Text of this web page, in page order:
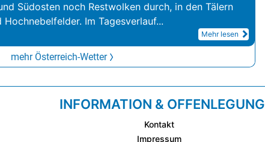
Südosten noch Restwolken durch, in den Tälern
Im Tagesverlauf...
Mehr lesen
mehr Österreich-Wetter
INFORMATION & OFFENLEGUNG
Kontakt
Impressum